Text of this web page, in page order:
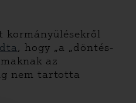
, hogy „a „döntés-
az
nem tartotta